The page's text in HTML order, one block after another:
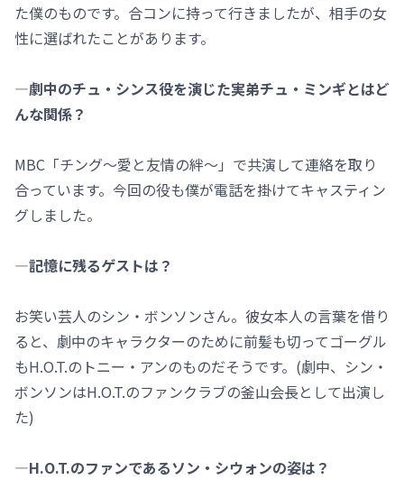
た僕のものです。合コンに持って行きましたが、相手の女
性に選ばれたことがあります。
―劇中のチュ・シンス役を演じた実弟チュ・ミンギとはど
んな関係？
MBC「チング～愛と友情の絆～」で共演して連絡を取り
合っています。今回の役も僕が電話を掛けてキャスティン
グしました。
―記憶に残るゲストは？
お笑い芸人のシン・ボンソンさん。彼女本人の言葉を借り
ると、劇中のキャラクターのために前髪も切ってゴーグル
もH.O.T.のトニー・アンのものだそうです。(劇中、シン・
ボンソンはH.O.T.のファンクラブの釜山会長として出演し
た)
―H.O.T.のファンであるソン・シウォンの姿は？